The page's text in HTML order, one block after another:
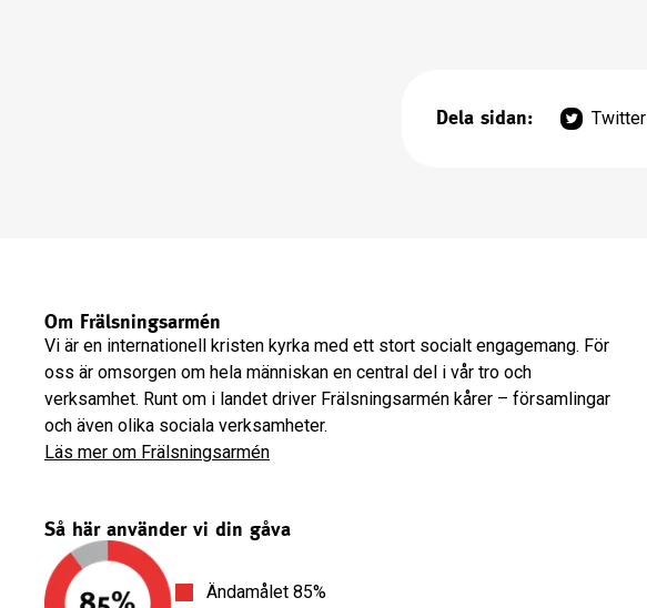
Dela sidan: Twitter
Om Frälsningsarmén
Vi är en internationell kristen kyrka med ett stort socialt engagemang. För
oss är omsorgen om hela människan en central del i vår tro och
verksamhet. Runt om i landet driver Frälsningsarmén kårer – församlingar
och även olika sociala verksamheter.
Läs mer om Frälsningsarmén
Så här använder vi din gåva
Ändamålet 85%